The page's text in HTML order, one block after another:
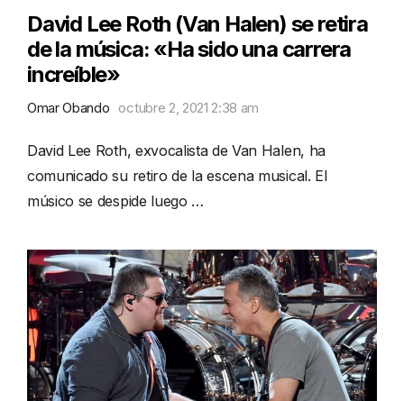
David Lee Roth (Van Halen) se retira
de la música: «Ha sido una carrera
increíble»
Omar Obando octubre 2, 2021 2:38 am
David Lee Roth, exvocalista de Van Halen, ha
comunicado su retiro de la escena musical. El
músico se despide luego …